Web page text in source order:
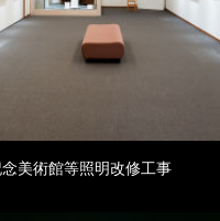
美術館等照明改修工事